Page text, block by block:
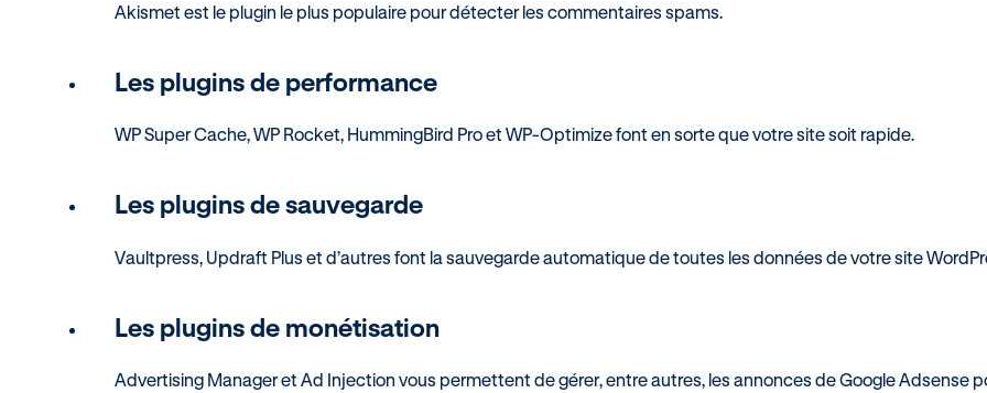
Akismet est le plugin le plus populaire pour détecter les commentaires spams.
Les plugins de performance
WP Super Cache, WP Rocket, HummingBird Pro et WP-Optimize font en sorte que votre site soit rapide.
Les plugins de sauvegarde
Vaultpress, Updraft Plus et d’autres font la sauvegarde automatique de toutes les données de votre site
Les plugins de monétisation
Advertising Manager et Ad Injection vous permettent de gérer, entre autres, les annonces de Google Adsense